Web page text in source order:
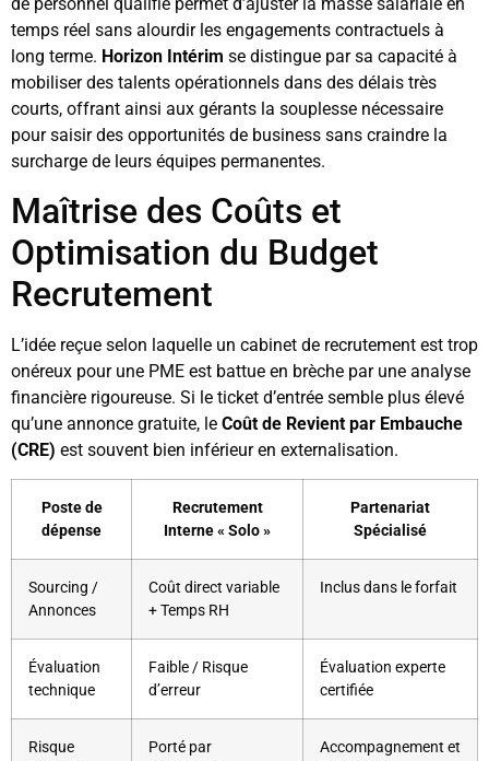
temps réel sans alourdir les engagements contractuels à
long terme. Horizon Intérim se distingue par sa capacité à
mobiliser des talents opérationnels dans des délais très
courts, offrant ainsi aux gérants la souplesse nécessaire
pour saisir des opportunités de business sans craindre la
surcharge de leurs équipes permanentes.
Maîtrise des Coûts et
Optimisation du Budget
Recrutement
L’idée reçue selon laquelle un cabinet de recrutement est trop
onéreux pour une PME est battue en brèche par une analyse
financière rigoureuse. Si le ticket d’entrée semble plus élevé
qu’une annonce gratuite, le Coût de Revient par Embauche
(CRE) est souvent bien inférieur en externalisation.
Poste de
dépense
Recrutement
Interne « Solo »
Partenariat
Spécialisé
Sourcing /
Annonces
Coût direct variable
+ Temps RH
Inclus dans le forfait
Évaluation
technique
Faible / Risque
d’erreur
Évaluation experte
certifiée
Risque
Porté par
Accompagnement et